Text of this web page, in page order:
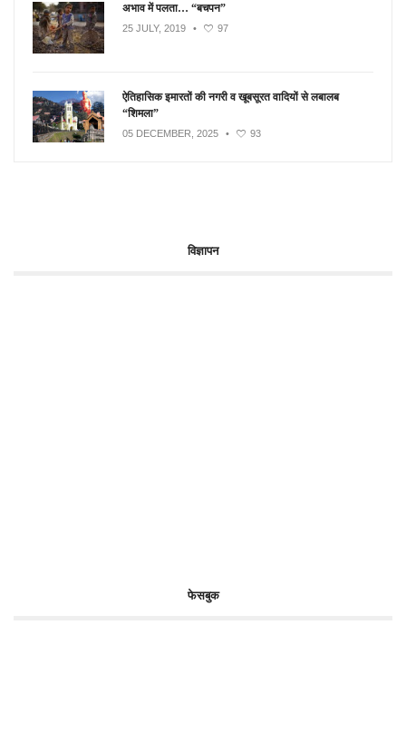
अभाव में पलता… “बचपन”
25 JULY, 2019 • 97
ऐतिहासिक इमारतों की नगरी व खूबसूरत वादियों से लबालब
“शिमला”
05 DECEMBER, 2025 • 93
विज्ञापन
फेसबुक